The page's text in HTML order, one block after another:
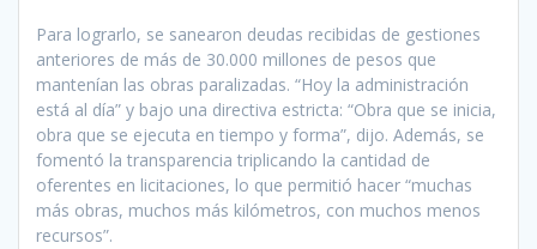
Para lograrlo, se sanearon deudas recibidas de gestiones
anteriores de más de 30.000 millones de pesos que
mantenían las obras paralizadas. “Hoy la administración
está al día” y bajo una directiva estricta: “Obra que se inicia,
obra que se ejecuta en tiempo y forma”, dijo. Además, se
fomentó la transparencia triplicando la cantidad de
oferentes en licitaciones, lo que permitió hacer “muchas
más obras, muchos más kilómetros, con muchos menos
recursos”.